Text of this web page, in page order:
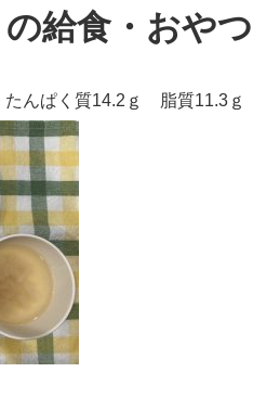
給食・おやつ
んぱく質14.2ｇ 脂質11.3ｇ